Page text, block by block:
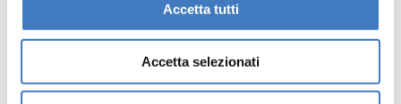
Accetta tutti
Accetta selezionati
Precedente Successivo